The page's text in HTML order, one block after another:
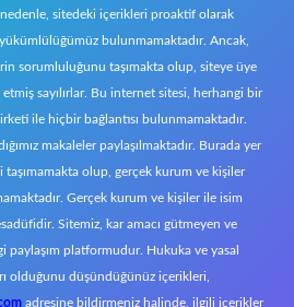
sitedeki içerikleri proaktif olarak
bulunmamaktadır. Ancak,
sorumluluğunu taşımakta olup, siteye üye
sayılırlar. Bu internet sitesi, herhangi bir
ile hiçbir bağlantısı bulunmamaktadır.
makaleler paylaşılmaktadır. Burada yer
olup, gerçek kurum ve kişiler
Gerçek kurum ve kişiler ile isim
Sitemiz, kar amacı gütmeyen ve
paylaşım platformudur. Hukuka ve yasal
olduğunu düşündüğünüz içerikleri,
adresine bildirmeniz halinde, ilgili içerikler